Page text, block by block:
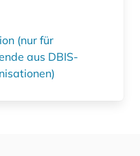
(nur für
aus DBIS-